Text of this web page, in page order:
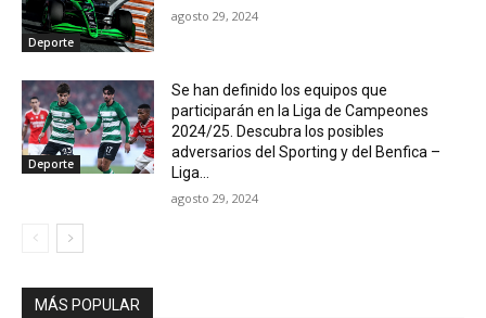
Deporte
agosto 29, 2024
Deporte
Se han definido los equipos que
participarán en la Liga de Campeones
2024/25. Descubra los posibles
adversarios del Sporting y del Benfica –
Liga...
agosto 29, 2024
MÁS POPULAR